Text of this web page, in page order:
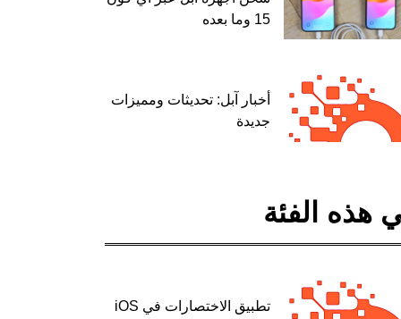
15 وما بعده
أخبار آبل: تحديثات ومميزات
جديدة
هذه الفئة
تطبيق الاختصارات في iOS